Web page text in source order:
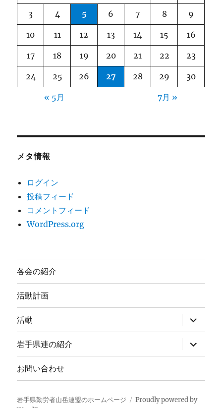
3 4 5 6 7 8 9
10 11 12 13 14 15 16
17 18 19 20 21 22 23
24 25 26 27 28 29 30
« 5月 7月 »
メタ情報
ログイン
投稿フィード
コメントフィード
WordPress.org
各会の紹介
活動計画
活動
ブ
メ
ニ
ュ
ー
開
岩手県連の紹介
ブ
メ
ー
展
開
お問い合わせ
岩手県勤労者山岳連盟のホームページ
Proudly powered by